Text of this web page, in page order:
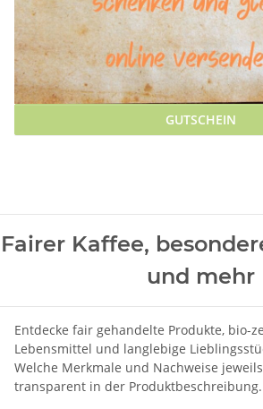
GUTSCHEIN
Fairer Kaffee,
und mehr
Entdecke fair gehandelte Produkte, bio-
Lebensmittel und langlebige
Welche Merkmale und Nachweise
transparent in der Produktbeschreibung.